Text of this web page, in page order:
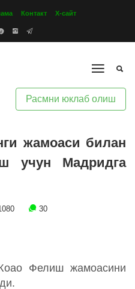
Контакт Х-сайт
Расмни юклаб олиш
жамоаси билан
учун Мадридга
30
Фелиш жамоасини